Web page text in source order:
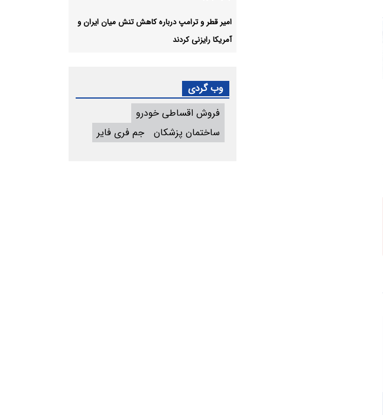
امیر قطر و ترامپ درباره کاهش تنش میان ایران و
آمریکا رایزنی کردند
وب گردی
فروش اقساطی خودرو
ساختمان پزشکان
جم فری فایر